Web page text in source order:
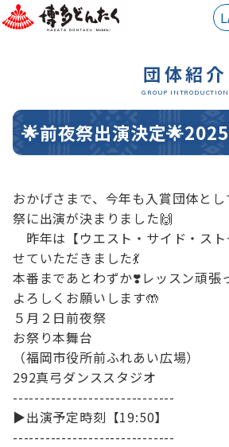
団体紹介
GROUP INTRODUCTION
🌟前夜祭出演決定🌟2025
おかげさまで、今年も入賞団体と
祭に出演が決まりました🙌
昨年は【ウエスト・サイド・ス
せていただきました💃
本番まであとわずか❣️レッスン頑張
よろしくお願いします🤲
５月２日前夜祭
お祭り本舞台
（福岡市役所前ふれあい広場）
292真弓ダンススタジオ
------------------------------
▶️出演予定時刻【19:50】
------------------------------